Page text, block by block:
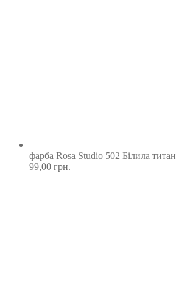
фарба Rosa Studio 502 Білила
99,00 грн.